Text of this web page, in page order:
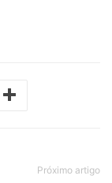
Próximo artigo